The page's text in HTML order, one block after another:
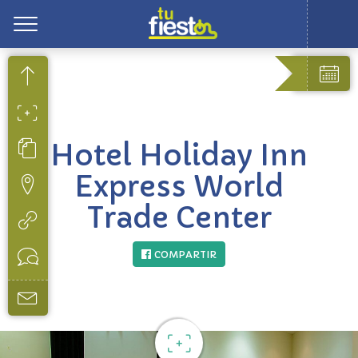
Hotel Holiday Inn
Express World
Trade Center
COMPARTIR